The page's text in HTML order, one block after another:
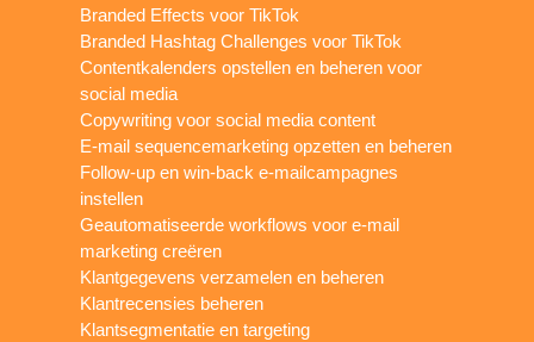
Branded Effects voor TikTok
Branded Hashtag Challenges voor TikTok
Contentkalenders opstellen en beheren voor
social media
Copywriting voor social media content
E-mail sequencemarketing opzetten en beheren
Follow-up en win-back e-mailcampagnes
instellen
Geautomatiseerde workflows voor e-mail
marketing creëren
Klantgegevens verzamelen en beheren
Klantrecensies beheren
Klantsegmentatie en targeting